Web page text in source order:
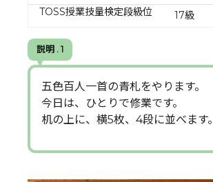
TOSS授業技量検定段級位
17級
説明 . 1
五色百人一首の青札をやります。
今日は、ひとりで修業です。
机の上に、横5枚、4段に並べます。